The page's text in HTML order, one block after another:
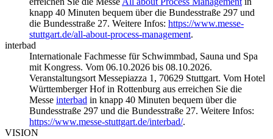
knapp 40 Minuten bequem über die Bundesstraße 297 und
die Bundesstraße 27. Weitere Infos: https://www.messe-
stuttgart.de/all-about-process-management.
interbad
Internationale Fachmesse für Schwimmbad, Sauna und Spa
mit Kongress. Vom 06.10.2026 bis 08.10.2026.
Veranstaltungsort Messepiazza 1, 70629 Stuttgart. Vom Hotel
Württemberger Hof in Rottenburg aus erreichen Sie die
Messe interbad in knapp 40 Minuten bequem über die
Bundesstraße 297 und die Bundesstraße 27. Weitere Infos:
https://www.messe-stuttgart.de/interbad/.
VISION